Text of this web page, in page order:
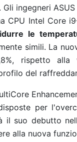
ingegneri
CPU Intel Core
le
simili. La
rispetto
del
per
il suo debutto
alla nuova